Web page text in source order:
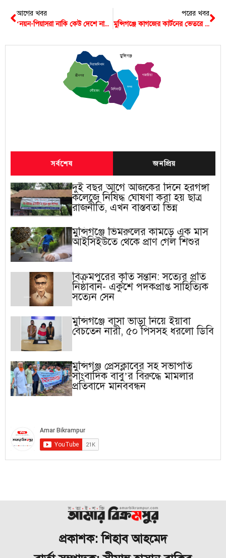
আগের খবর
‘নয়ন-পিয়াসরা নাকি কেউ দেশে নাই, তারা পার্শ্ববর্তী কোন দেশে চলে গেছে’- স্বরাষ্ট্র উপদেষ্টা
পরের খবর
মুন্সিগঞ্জে কাগজের কার্টনের ভেতরে মিললো ছেলে নবজাতকের মরদেহ
শ্রীনগর
সিরাজদিখান
টংগিবাড়ী
সদর
গজারিয়া
লৌহজং
মুন্সিগঞ্জ
সর্বশেষ জনপ্রিয়
দুই বছর আগে আজকের দিনে হরগঙ্গা
কলেজে নিষিদ্ধ ঘোষণা করা হয় ছাত্র
রাজনীতি, এখন বাস্তবতা ভিন্ন
মুন্সিগঞ্জে ভিমরুলের কামড়ে এক মাস
আইসিইউতে থেকে প্রাণ গেল শিশুর
বিক্রমপুরের কৃতি সন্তান: সত্যের প্রতি
নিষ্ঠাবান- একুশে পদকপ্রাপ্ত সাহিত্যিক
সত্যেন সেন
মুন্সিগঞ্জে বাসা ভাড়া নিয়ে ইয়াবা
বেচতেন নারী, ৫০ পিসসহ ধরলো ডিবি
মুন্সিগঞ্জ প্রেসক্লাবের সহ সভাপতি
সাংবাদিক বাবু’র বিরুদ্ধে মামলার
প্রতিবাদে মানববন্ধন
প্রকাশক: শিহাব আহমেদ